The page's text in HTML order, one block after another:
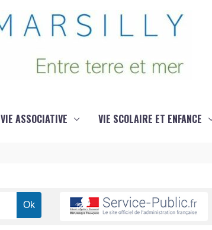
VIE ASSOCIATIVE VIE SCOLAIRE ET ENFANCE